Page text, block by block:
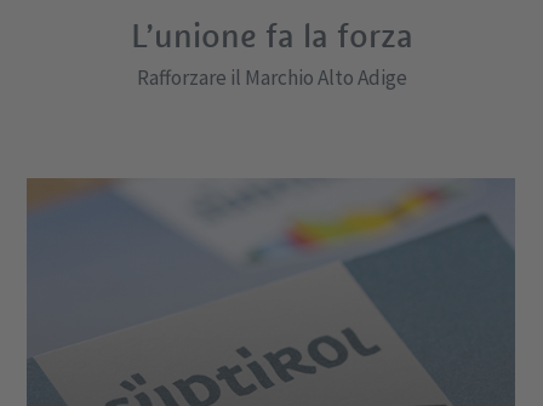
L’unione fa la forza
Rafforzare il Marchio Alto Adige